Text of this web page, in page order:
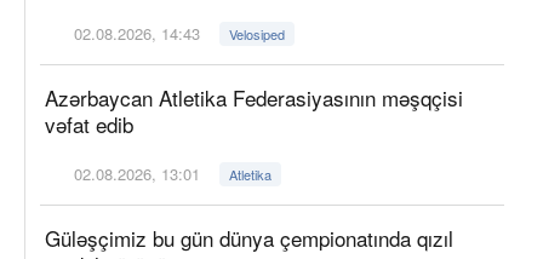
02.08.2026, 14:43 Velosiped
Azərbaycan Atletika Federasiyasının məşqçisi
vəfat edib
02.08.2026, 13:01 Atletika
Güləşçimiz bu gün dünya çempionatında qızıl